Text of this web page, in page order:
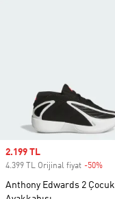
Sale price
2.199 TL
4.399 TL Orijinal fiyat -50%
Anthony Edwards 2 Çocuk